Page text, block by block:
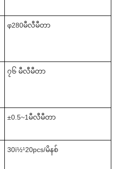
φ280မီလီမီတာ
၇၆ မီလီမီတာ
±0.5~1မီလီမီတာ
30ï½¹20pcs/မိနစ်